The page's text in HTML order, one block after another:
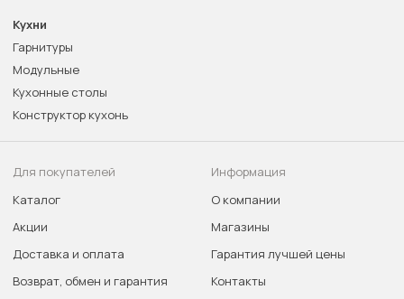
Кухни
Гарнитуры
Модульные
Кухонные столы
Конструктор кухонь
Для покупателей
Каталог
Акции
Доставка и оплата
Возврат, обмен и гарантия
Информация
О компании
Магазины
Гарантия лучшей цены
Контакты